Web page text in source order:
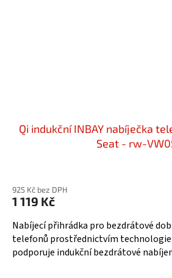
Qi indukční INBAY nabíječka
Seat - rw-
925 Kč bez DPH
1 119 Kč
Nabíjecí přihrádka pro bezdrátové
telefonů prostřednictvím technologie
podporuje indukční bezdrátové